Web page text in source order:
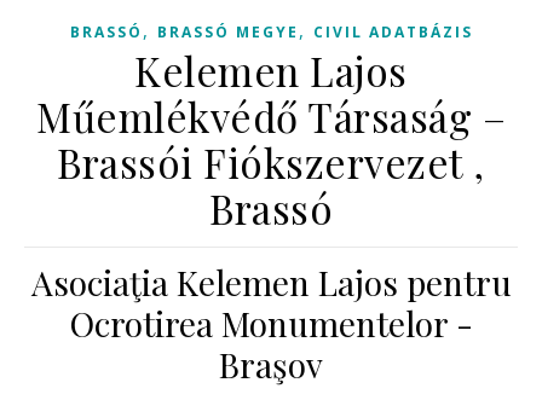
BRASSÓ , BRASSÓ MEGYE , CIVIL ADATBÁZIS
Kelemen Lajos
Műemlékvédő Társaság –
Brassói Fiókszervezet ,
Brassó
Asociaţia Kelemen Lajos pentru
Ocrotirea Monumentelor -
Braşov